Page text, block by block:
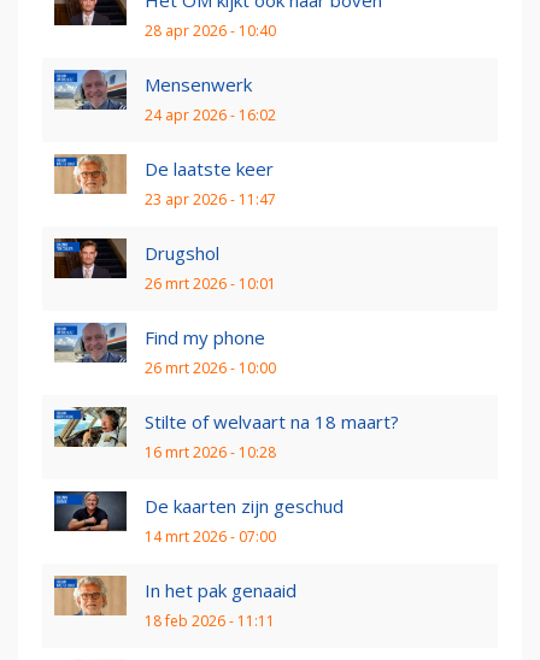
28 apr 2026 - 10:40
Mensenwerk
24 apr 2026 - 16:02
De laatste keer
23 apr 2026 - 11:47
Drugshol
26 mrt 2026 - 10:01
Find my phone
26 mrt 2026 - 10:00
Stilte of welvaart na 18 maart?
16 mrt 2026 - 10:28
De kaarten zijn geschud
14 mrt 2026 - 07:00
In het pak genaaid
18 feb 2026 - 11:11